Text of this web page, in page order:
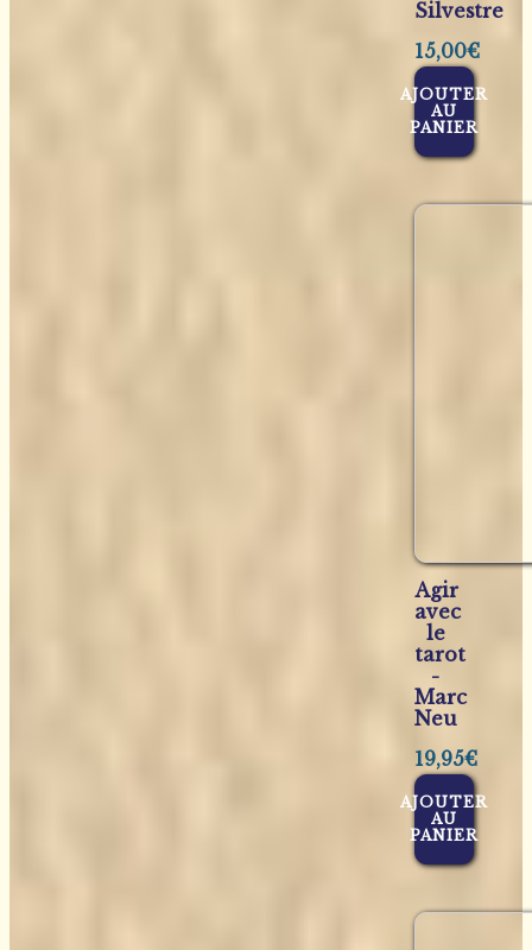
Silvestre
15,00€
AJOUTER
AU
PANIER
Agir
avec
le
tarot
-
Marc
Neu
19,95€
AJOUTER
AU
PANIER